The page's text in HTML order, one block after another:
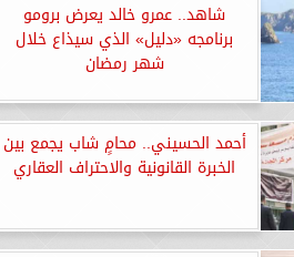
شاهد.. عمرو خالد يعرض برومو
برنامجه «دليل» الذي سيذاع خلال
شهر رمضان
أحمد الحسيني.. محامٍ شاب يجمع بين
الخبرة القانونية والاحتراف العقاري